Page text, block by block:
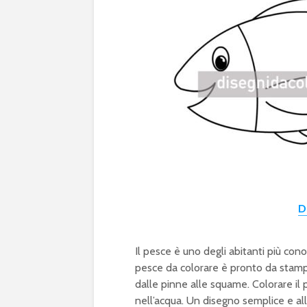
Il pesce è uno degli abitanti più
pesce da colorare è pronto da
dalle pinne alle squame. Colorare il
nell’acqua. Un disegno semplice e